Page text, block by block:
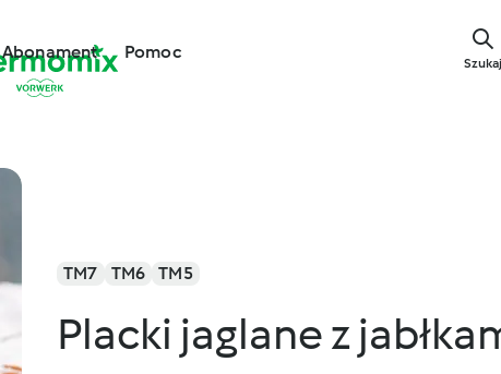
Abonament Pomoc
Szukaj
TM7 TM6 TM5
Placki jaglane z